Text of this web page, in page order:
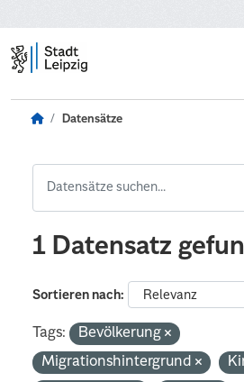
Datensätze
1 Datensatz
Sortieren nach
Tags:
Bevölkerung
Migrationshintergrund